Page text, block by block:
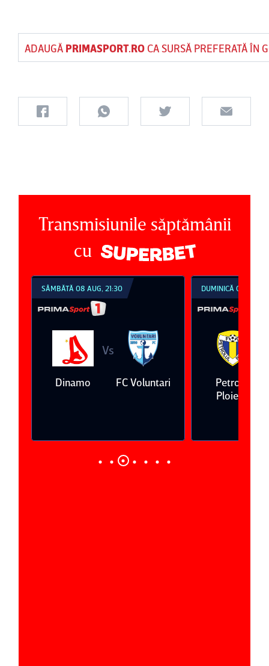
ADAUGĂ PRIMASPORT.ROCA SURSĂ PREFERATĂ ÎN
Transmisiunile săptămânii
cu
SÂMBĂTĂ 08 AUG, 21:30
Dinamo
Vs
FC Voluntari
DUMINICĂ 09 AUG,
Petrolul
Ploieşti